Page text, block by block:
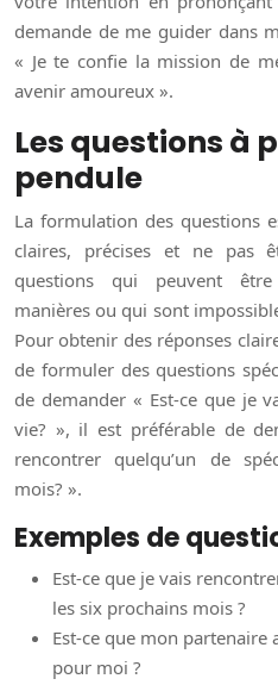
demande de me guider dans
« Je te confie la mission de
avenir amoureux ».
Les questions à
pendule
La formulation des questions
claires, précises et ne pas
questions qui peuvent
manières ou qui sont
Pour obtenir des réponses
de formuler des questions
de demander « Est-ce que je
vie? », il est préférable de
rencontrer quelqu’un de
mois? ».
Exemples de
Est-ce que je vais
les six prochains mois ?
Est-ce que mon partenaire
pour moi ?